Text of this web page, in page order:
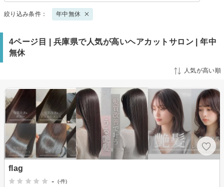
絞り込み条件： 年中無休
4ページ目 | 兵庫県で人気が高いヘアカットサロン | 年中
無休
人気が高い順
flag
-
(-件)